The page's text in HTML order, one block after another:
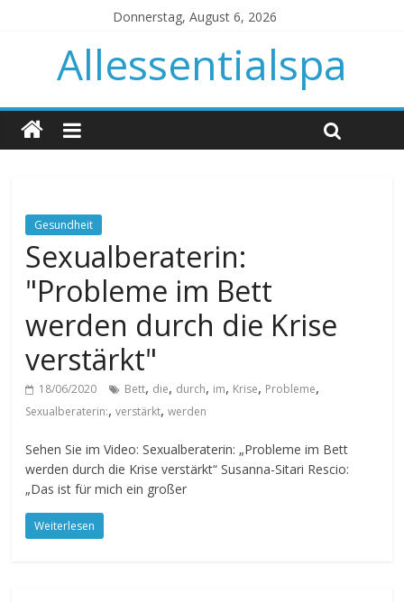
Donnerstag, August 6, 2026
Allessentialspa
Gesundheit
Sexualberaterin:
"Probleme im Bett
werden durch die Krise
verstärkt"
18/06/2020 Bett, die, durch, im, Krise, Probleme,
Sexualberaterin:,verstärkt,werden
Sehen Sie im Video: Sexualberaterin: „Probleme im Bett
werden durch die Krise verstärkt“ Susanna-Sitari Rescio:
„Das ist für mich ein großer
Weiterlesen